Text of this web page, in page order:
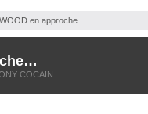
en approche…
COCAIN